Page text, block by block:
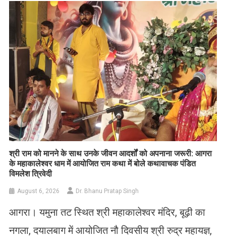
​श्री राम को मानने के साथ उनके जीवन आदर्शों को अपनाना जरूरी: आगरा
के महाकालेश्वर धाम में आयोजित राम कथा में बोले कथावाचक पंडित
विमलेश त्रिवेदी
August 6, 2026 Dr. Bhanu Pratap Singh
आगरा। यमुना तट स्थित श्री महाकालेश्वर मंदिर, बूढ़ी का
नगला, दयालबाग में आयोजित नौ दिवसीय श्री रुद्र महायज्ञ,